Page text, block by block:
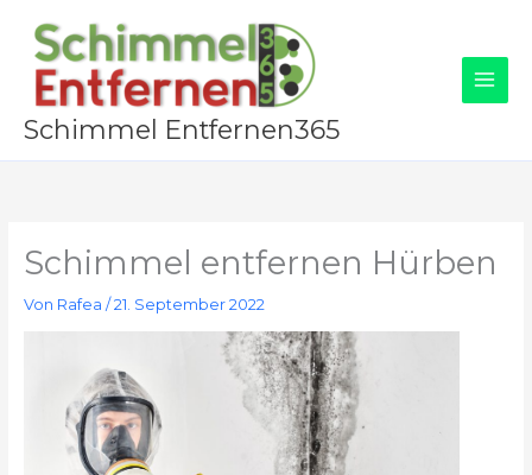
Inhalt
springen
Schimmel Entfernen365
Schimmel entfernen Hürben
Von Rafea /21. September 2022